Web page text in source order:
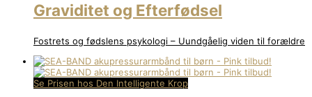
Graviditet og Efterfødsel
Fostrets og fødslens psykologi – Uundgåelig viden til forældre
Se Prisen hos Den Intelligente Krop